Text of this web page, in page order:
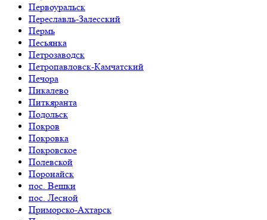
Первоуральск
Переславль-Залесский
Пермь
Песьянка
Петрозаводск
Петропавловск-Камчатский
Печора
Пикалево
Питкяранта
Подольск
Покров
Покровка
Покровское
Полевской
Поронайск
пос. Вешки
пос. Лесной
Приморско-Ахтарск